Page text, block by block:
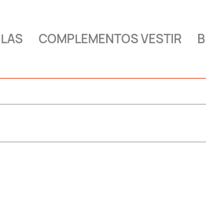
COMPLEMENTOS VESTIR